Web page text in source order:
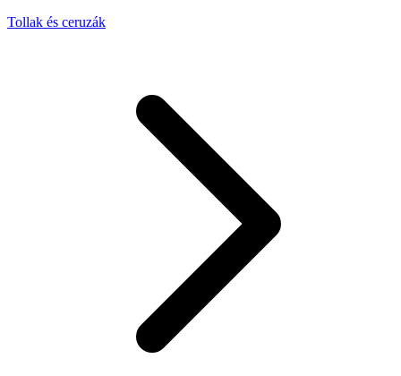
Tollak és ceruzák